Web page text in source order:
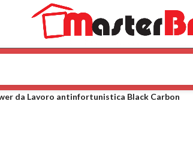
da Lavoro antinfortunistica Black Carbon